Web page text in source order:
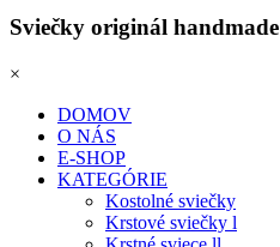
Sviečky originál handmade
×
DOMOV
O NÁS
E-SHOP
KATEGÓRIE
Kostolné sviečky
Krstové sviečky l